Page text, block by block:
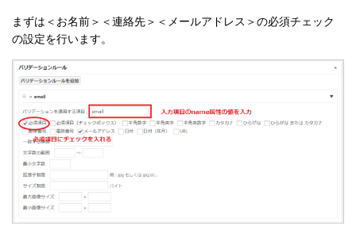
まずは＜お名前＞＜連絡先＞＜メールアドレス＞の必須チェック
の設定を行います。